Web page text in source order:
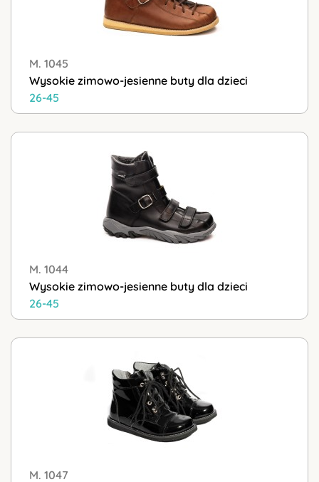
M. 1045
Wysokie zimowo-jesienne buty dla dzieci
26-45
M. 1044
Wysokie zimowo-jesienne buty dla dzieci
26-45
M. 1047